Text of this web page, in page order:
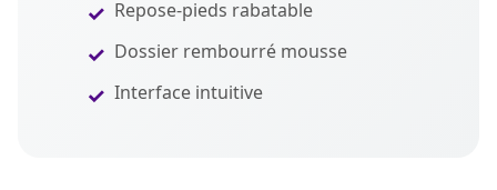
Repose-pieds rabatable
Dossier rembourré mousse
Interface intuitive